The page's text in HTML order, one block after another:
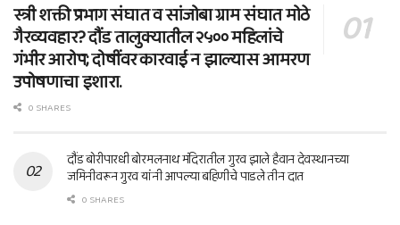
स्त्री शक्ती प्रभाग संघात व सांजोबा ग्राम संघात मोठे
गैरव्यवहार? दौंड तालुक्यातील २५०० महिलांचे
गंभीर आरोप; दोषींवर कारवाई न झाल्यास आमरण
उपोषणाचा इशारा.
0 SHARES
दौंड बोरीपारधी बोरमलनाथ मंदिरातील गुरव झाले हैवान देवस्थानच्या
जमिनीवरून गुरव यांनी आपल्या बहिणीचे पाडले तीन दात
0 SHARES